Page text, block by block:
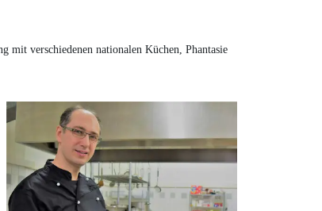
verschiedenen nationalen Küchen, Phantasie